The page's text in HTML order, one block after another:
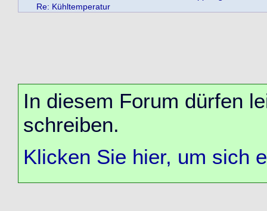
Re: Kühltemperatur
In diesem Forum dürfen
schreiben.
Klicken Sie hier, um sich